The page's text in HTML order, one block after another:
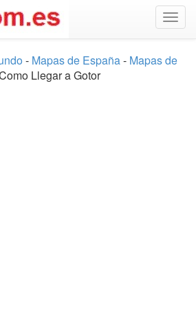
- Mapas de España- Mapas de
Llegar a Gotor